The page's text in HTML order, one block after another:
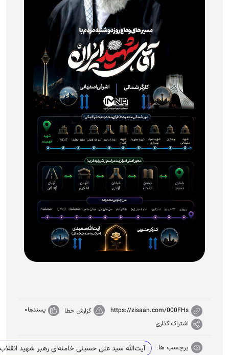
https://zisaan.com/000FHs گزارش خطا پسندها0
اشتراک گذاری
برچسب ها: آیت‌الله سید علی حسینی خامنه‌ای رهبر شهید انقلاب